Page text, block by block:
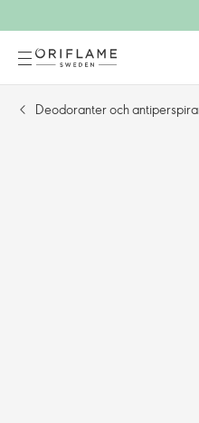
Deodoranter och